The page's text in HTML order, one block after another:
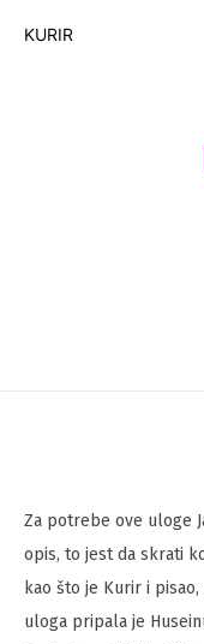
KURIR
Za potrebe ove uloge
opis, to jest da skrati
kao što je Kurir i
uloga pripala je